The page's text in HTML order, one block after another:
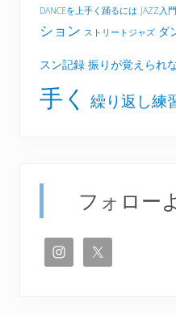
DANCEを上手く踊るには JAZZ入門
ション ストリートジャズ ダ
スン記録 振りが覚えられ
手く 繰り返し練
フォロー